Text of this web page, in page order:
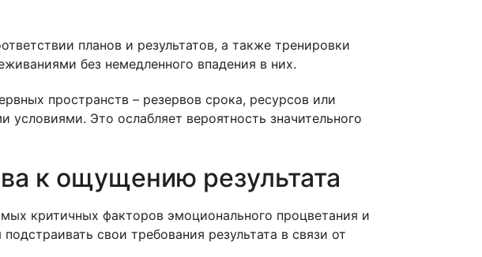
планов и результатов, а также тренировки
без немедленного впадения в них.
пространств – резервов срока, ресурсов или
Это ослабляет вероятность значительного
к ощущению результата
критичных факторов эмоционального процветания и
свои требования результата в связи от